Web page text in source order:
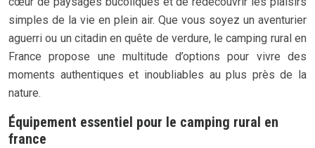
simples de la vie en plein air. Que vous soyez un aventurier
aguerri ou un citadin en quête de verdure, le camping rural en
France propose une multitude d’options pour vivre des
moments authentiques et inoubliables au plus près de la
nature.
Équipement essentiel pour le camping rural en
france